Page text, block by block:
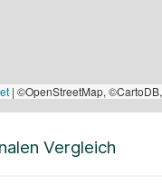
| ©OpenStreetMap, ©CartoDB,
Vergleich